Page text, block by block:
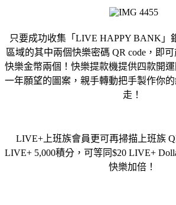
只要成功收集「LIVE HAPPY BANK」
區域的其中兩個快樂密碼 QR code，即
快樂金幣兩個！快樂提款機提供四款開
一年願望的圖案，親手轉動把手製作你
走！
LIVE+上班族會員更可再掃描上班族
LIVE+ 5,000積分，可等同$20 LIVE+
快樂加倍！